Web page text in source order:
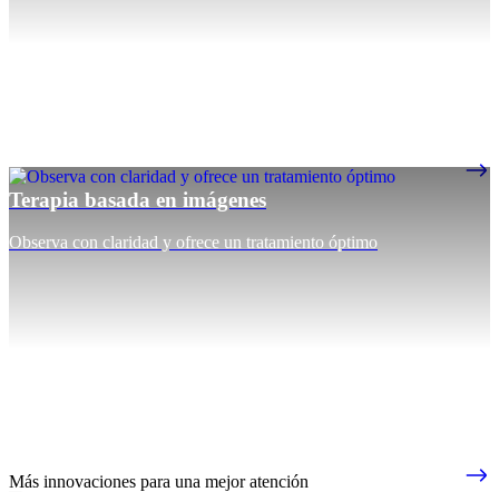
Terapia basada en imágenes
Observa con claridad y ofrece un tratamiento óptimo
Más innovaciones para una mejor atención